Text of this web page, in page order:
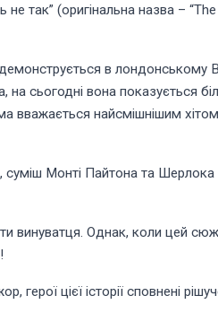
так” (оригінальна назва –
в лондонському
сьогодні вона показується
вважається найсмішнішим хітом
суміш Монті Пайтона та Шерлока
винуватця. Однак, коли цей
цієї історії сповнені